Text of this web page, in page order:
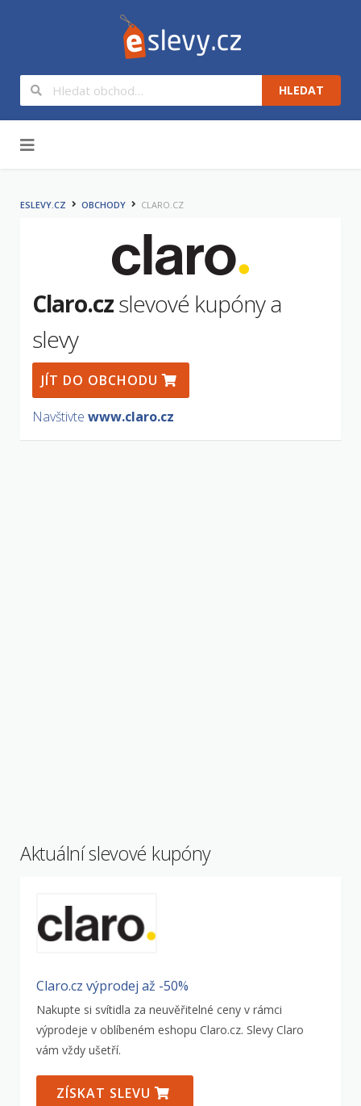
HLEDAT
ESLEVY.CZ OBCHODY CLARO.CZ
Claro.czslevové kupóny a
slevy
JÍT DO OBCHODU
Navštivte www.claro.cz
Aktuální slevové kupóny
Claro.cz výprodej až -50%
Nakupte si svítidla za neuvěřitelné ceny v rámci
výprodeje v oblíbeném eshopu Claro.cz. Slevy Claro
vám vždy ušetří.
ZÍSKAT SLEVU